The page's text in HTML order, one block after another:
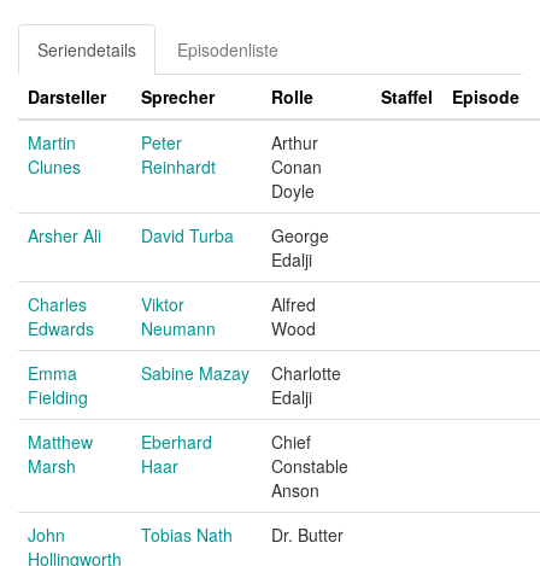
Seriendetails
Episodenliste
Darsteller
Sprecher Rolle Staffel
Episode
Martin
Clunes
Peter
Reinhardt
Arthur
Conan
Doyle
Arsher Ali
David Turba
George
Edalji
Charles
Edwards
Viktor
Neumann
Alfred
Wood
Emma
Fielding
Sabine Mazay
Charlotte
Edalji
Matthew
Marsh
Eberhard
Haar
Chief
Constable
Anson
John
Hollingworth
Tobias Nath Dr. Butter